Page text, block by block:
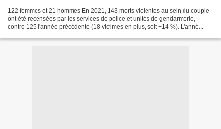
122 femmes et 21 hommes En 2021, 143 morts violentes au sein du couple
ont été recensées par les services de police et unités de gendarmerie,
contre 125 l'année précédente (18 victimes en plus, soit +14 %). L'anné...